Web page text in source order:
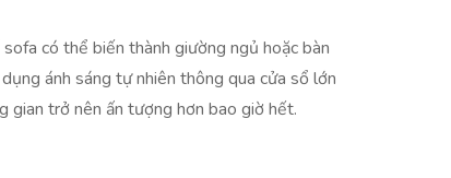
có thể biến thành giường ngủ hoặc bàn
ánh sáng tự nhiên thông qua cửa sổ lớn
gian trở nên ấn tượng hơn bao giờ hết.